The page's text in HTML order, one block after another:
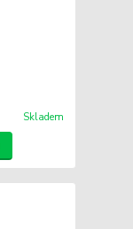
Skladem